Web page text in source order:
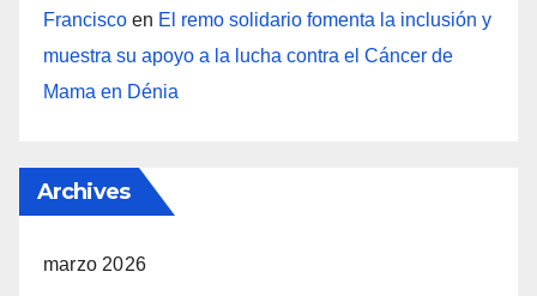
Francisco en El remo solidario fomenta la inclusión y
muestra su apoyo a la lucha contra el Cáncer de
Mama en Dénia
Archives
marzo 2026